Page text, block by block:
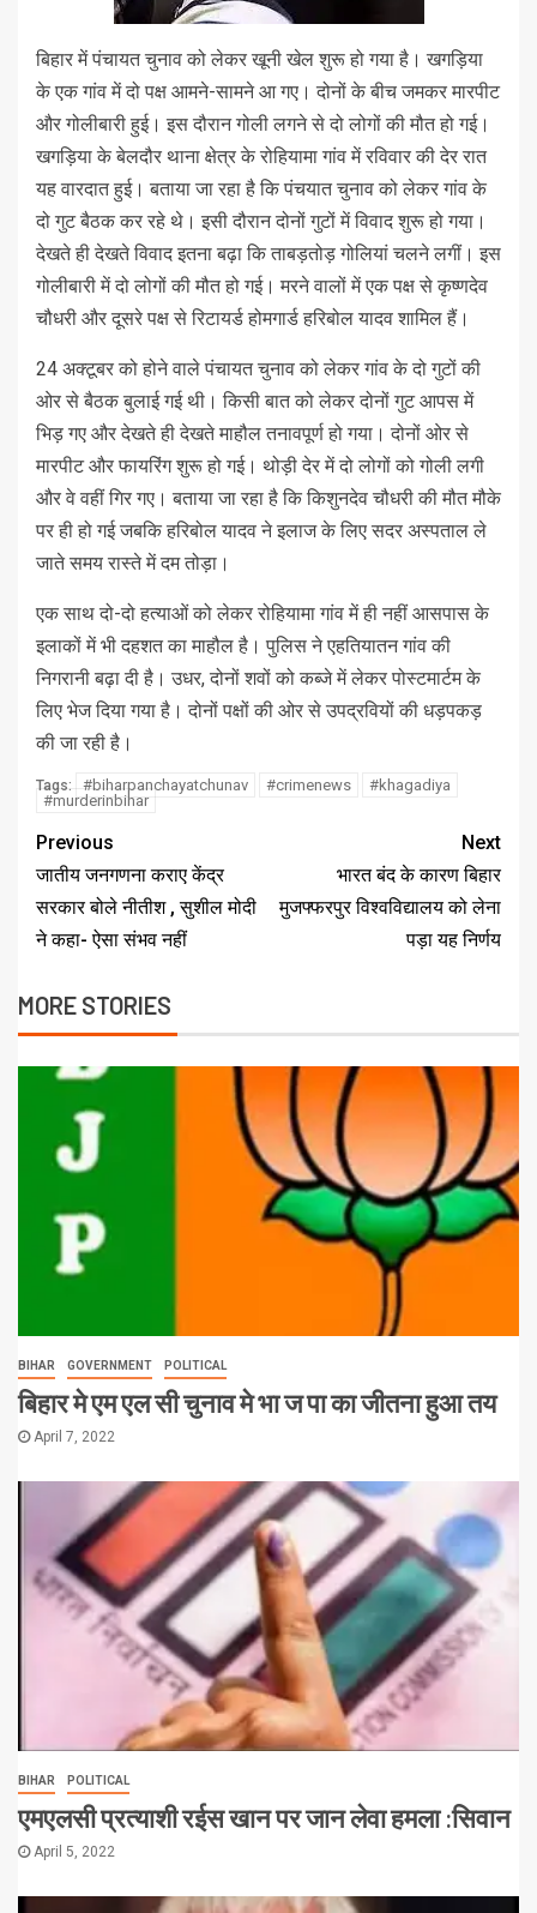
बिहार में पंचायत चुनाव को लेकर खूनी खेल शुरू हो गया है। खगड़िया
के एक गांव में दो पक्ष आमने-सामने आ गए। दोनों के बीच जमकर मारपीट
और गोलीबारी हुई। इस दौरान गोली लगने से दो लोगों की मौत हो गई।
खगड़िया के बेलदौर थाना क्षेत्र के रोहियामा गांव में रविवार की देर रात
यह वारदात हुई। बताया जा रहा है कि पंचयात चुनाव को लेकर गांव के
दो गुट बैठक कर रहे थे। इसी दौरान दोनों गुटों में विवाद शुरू हो गया।
देखते ही देखते विवाद इतना बढ़ा कि ताबड़तोड़ गोलियां चलने लगीं। इस
गोलीबारी में दो लोगों की मौत हो गई। मरने वालों में एक पक्ष से कृष्णदेव
चौधरी और दूसरे पक्ष से रिटायर्ड होमगार्ड हरिबोल यादव शामिल हैं।
24 अक्टूबर को होने वाले पंचायत चुनाव को लेकर गांव के दो गुटों की
ओर से बैठक बुलाई गई थी। किसी बात को लेकर दोनों गुट आपस में
भिड़ गए और देखते ही देखते माहौल तनावपूर्ण हो गया। दोनों ओर से
मारपीट और फायरिंग शुरू हो गई। थोड़ी देर में दो लोगों को गोली लगी
और वे वहीं गिर गए। बताया जा रहा है कि किशुनदेव चौधरी की मौत मौके
पर ही हो गई जबकि हरिबोल यादव ने इलाज के लिए सदर अस्पताल ले
जाते समय रास्‍ते में दम तोड़ा।
एक साथ दो-दो हत्‍याओं को लेकर रोहियामा गांव में ही नहीं आसपास के
इलाकों में भी दहशत का माहौल है। पुलिस ने एहतियातन गांव की
निगरानी बढ़ा दी है। उधर, दोनों शवों को कब्‍जे में लेकर पोस्‍टमार्टम के
लिए भेज दिया गया है। दोनों पक्षों की ओर से उपद्रवियों की धड़पकड़
की जा रही है।
Tags: #biharpanchayatchunav #crimenews
#khagadiya
#murderinbihar
Previous
जातीय जनगणना कराए केंद्र
सरकार बोले नीतीश , सुशील मोदी
ने कहा- ऐसा संभव नहीं
Next
भारत बंद के कारण बिहार
मुजफ्फरपुर विश्वविद्यालय को लेना
पड़ा यह निर्णय
MORE STORIES
BIHAR GOVERNMENT POLITICAL
बिहार मे एम एल सी चुनाव मे भा ज पा का जीतना हुआ तय
April 7, 2022
BIHAR POLITICAL
एमएलसी प्रत्याशी रईस खान पर जान लेवा हमला :सिवान
April 5, 2022